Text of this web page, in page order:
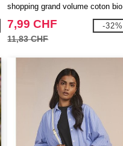
shopping grand volume coton bio
7,99 CHF
11,83 CHF
-32%